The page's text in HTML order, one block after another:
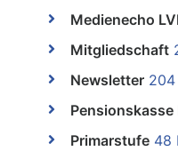
Medienecho
Mitgliedschaft
Newsletter
Pensionskasse
Primarstufe 48